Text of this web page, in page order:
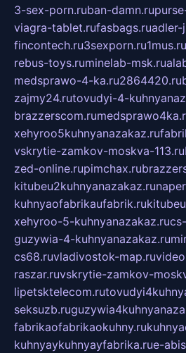
3-sex-porn.ruban-damn.ru
viagra-tablet.rufasbags.ruadler-
fincontech.ru3sexporn.ru1mus.ru
rebus-toys.ruminelab-msk.ru
medsprawo-4-ka.ru2864420.ru
zajmy24.rutovudyi-4-
brazzerscom.ru
xehyroo5kuhnyanazakaz.ru
vskrytie-zamkov-moskva-113.ru
zed-online.rupimchax.ru
kitubeu2kuhnyanazakaz.ru
kuhnyaofabrikaufabrik.ru
xehyroo-5-kuhnyanazakaz.ru
guzywia-4-kuhnyanazakaz.ru
cs68.ruvladivostok-map.ru
raszar.ruvskrytie-zamkov-
lipetsktelecom.ru
seksuzb.ru
fabrikaofabrikaokuhny.ru
kuhnyaykuhnyayfabrika.rue-